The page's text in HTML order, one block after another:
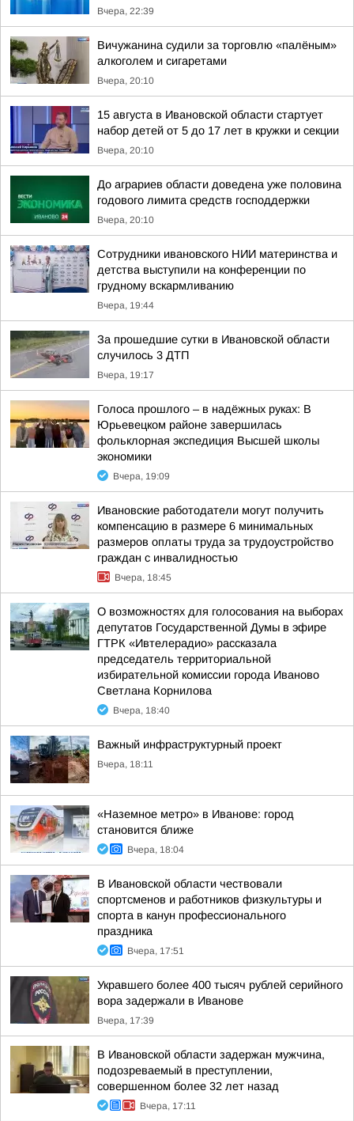
Вчера, 22:39
Вичужанина судили за торговлю «палёным»
алкоголем и сигаретами
Вчера, 20:10
15 августа в Ивановской области стартует
набор детей от 5 до 17 лет в кружки и секции
Вчера, 20:10
До аграриев области доведена уже половина
годового лимита средств господдержки
Вчера, 20:10
Сотрудники ивановского НИИ материнства и
детства выступили на конференции по
грудному вскармливанию
Вчера, 19:44
За прошедшие сутки в Ивановской области
случилось 3 ДТП
Вчера, 19:17
Голоса прошлого – в надёжных руках: В
Юрьевецком районе завершилась
фольклорная экспедиция Высшей школы
экономики
Вчера, 19:09
Ивановские работодатели могут получить
компенсацию в размере 6 минимальных
размеров оплаты труда за трудоустройство
граждан с инвалидностью
Вчера, 18:45
О возможностях для голосования на выборах
депутатов Государственной Думы в эфире
ГТРК «Ивтелерадио» рассказала
председатель территориальной
избирательной комиссии города Иваново
Светлана Корнилова
Вчера, 18:40
Важный инфраструктурный проект
Вчера, 18:11
«Наземное метро» в Иванове: город
становится ближе
Вчера, 18:04
В Ивановской области чествовали
спортсменов и работников физкультуры и
спорта в канун профессионального
праздника
Вчера, 17:51
Укравшего более 400 тысяч рублей серийного
вора задержали в Иванове
Вчера, 17:39
В Ивановской области задержан мужчина,
подозреваемый в преступлении,
совершенном более 32 лет назад
Вчера, 17:11